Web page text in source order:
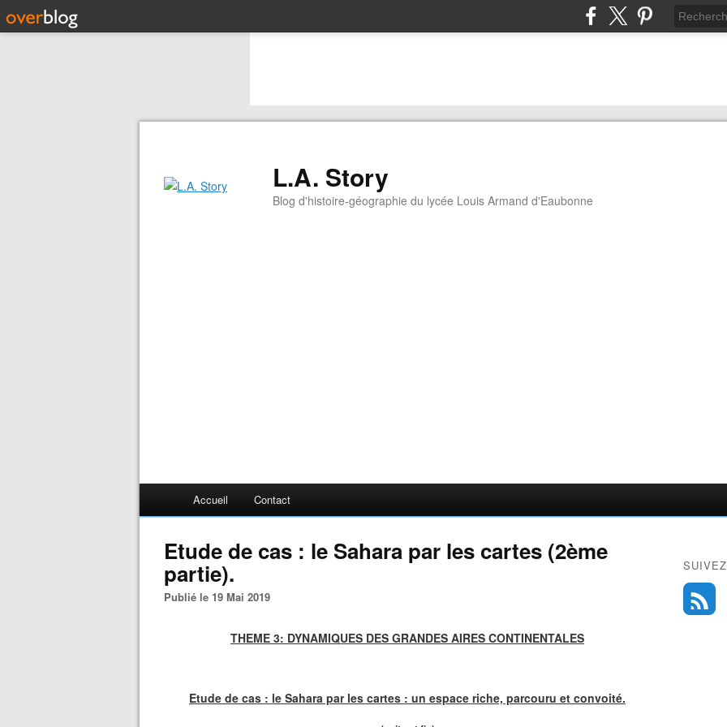
L.A. Story
Blog d'histoire-géographie du lycée Louis Armand d'Eaubonne
Accueil Contact
Etude de cas : le Sahara par les cartes (2ème
partie).
Publié le 19 Mai 2019
THEME 3: DYNAMIQUES DES GRANDES AIRES CONTINENTALES
Etude de cas : le Sahara par les cartes : un espace riche, parcouru et convoité.